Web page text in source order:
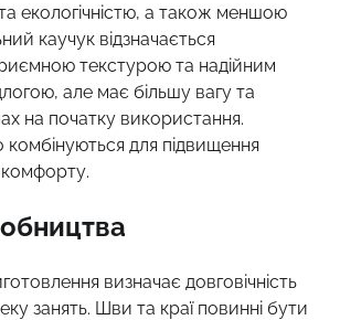
екологічністю, а також меншою
каучук відзначається
текстурою та надійним
але має більшу вагу та
на початку використання.
комбінуються для підвищення
комфорту.
визначає довговічність
занять. Шви та краї повинні бути